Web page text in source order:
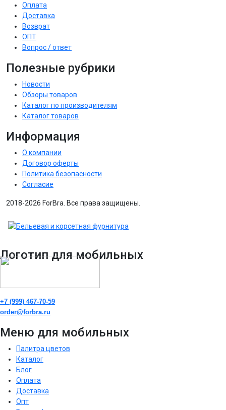
Оплата
Доставка
Возврат
ОПТ
Вопрос / ответ
Полезные рубрики
Новости
Обзоры товаров
Каталог по производителям
Каталог товаров
Информация
О компании
Договор оферты
Политика безопасности
Согласие
2018-2026 ForBra. Все права защищены.
Логотип для мобильных
+7 (999) 467-70-59
order@forbra.ru
Меню для мобильных
Палитра цветов
Каталог
Блог
Оплата
Доставка
Опт